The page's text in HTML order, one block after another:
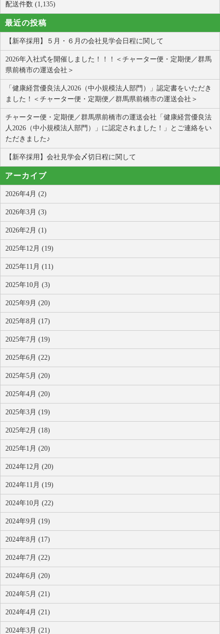
配送件数 (1,135)
最近の投稿
【新卒採用】５月・６月の会社見学会日程に関して
2026年入社式を開催しました！！！＜チャーター便・定期便／群馬
県前橋市の運送会社＞
「健康経営優良法人2026（中小規模法人部門）」認定書をいただき
ました！＜チャーター便・定期便／群馬県前橋市の運送会社＞
チャーター便・定期便／群馬県前橋市の運送会社「健康経営優良法
人2026（中小規模法人部門）」に認定されました！」とご連絡をい
ただきました♪
【新卒採用】会社見学会〆切日程に関して
アーカイブ
2026年4月 (2)
2026年3月 (3)
2026年2月 (1)
2025年12月 (19)
2025年11月 (11)
2025年10月 (3)
2025年9月 (20)
2025年8月 (17)
2025年7月 (19)
2025年6月 (22)
2025年5月 (20)
2025年4月 (20)
2025年3月 (19)
2025年2月 (18)
2025年1月 (20)
2024年12月 (20)
2024年11月 (19)
2024年10月 (22)
2024年9月 (19)
2024年8月 (17)
2024年7月 (22)
2024年6月 (20)
2024年5月 (21)
2024年4月 (21)
2024年3月 (21)